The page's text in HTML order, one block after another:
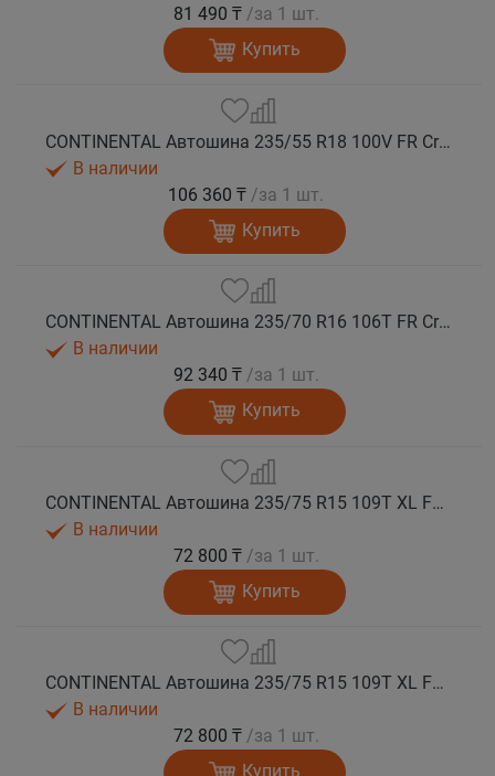
81 490 ₸ /за 1 шт.
Купить
CONTINENTAL Автошина 235/55 R18 100V FR CrossContact ATR лето
В наличии
106 360 ₸ /за 1 шт.
Купить
CONTINENTAL Автошина 235/70 R16 106T FR CrossContact ATR лето
В наличии
92 340 ₸ /за 1 шт.
Купить
CONTINENTAL Автошина 235/75 R15 109T XL FR CrossContact ATR лето
В наличии
72 800 ₸ /за 1 шт.
Купить
CONTINENTAL Автошина 235/75 R15 109T XL FR CrossContact ATR лето
В наличии
72 800 ₸ /за 1 шт.
Купить